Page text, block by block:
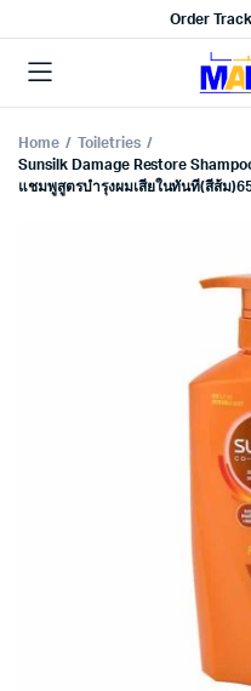
Order
Home
Toiletries
Sunsilk Damage Restore
แชมพูสูตรบำรุงผมเสียในทันที(สีส้ม